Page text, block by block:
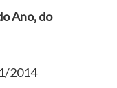
Ano, do
2014